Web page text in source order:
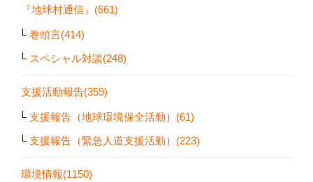
『地球村通信』(661)
巻頭言(414)
スペシャル対談(248)
支援活動報告(359)
支援報告（地球環境保全活動）(61)
支援報告（緊急人道支援活動）(223)
環境情報(1150)